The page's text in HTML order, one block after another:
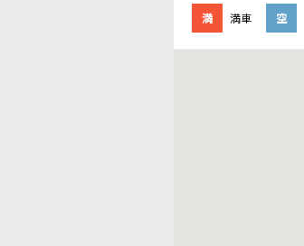
満 満車 空